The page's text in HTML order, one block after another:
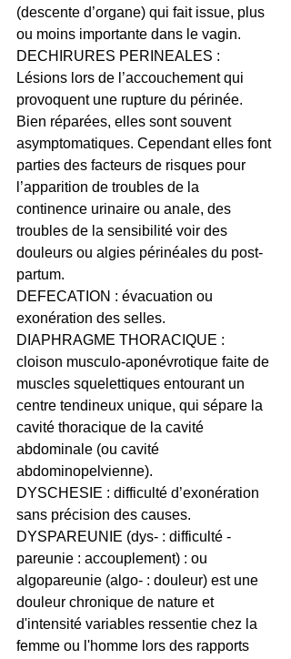
(descente d’organe) qui fait issue, plus
ou moins importante dans le vagin.
DECHIRURES PERINEALES :
Lésions lors de l’accouchement qui
provoquent une rupture du périnée.
Bien réparées, elles sont souvent
asymptomatiques. Cependant elles font
parties des facteurs de risques pour
l’apparition de troubles de la
continence urinaire ou anale, des
troubles de la sensibilité voir des
douleurs ou algies périnéales du post-
partum.
DEFECATION : évacuation ou
exonération des selles.
DIAPHRAGME THORACIQUE :
cloison musculo-aponévrotique faite de
muscles squelettiques entourant un
centre tendineux unique, qui sépare la
cavité thoracique de la cavité
abdominale (ou cavité
abdominopelvienne).
DYSCHESIE : difficulté d’exonération
sans précision des causes.
DYSPAREUNIE (dys- : difficulté -
pareunie : accouplement) : ou
algopareunie (algo- : douleur) est une
douleur chronique de nature et
d'intensité variables ressentie chez la
femme ou l'homme lors des rapports